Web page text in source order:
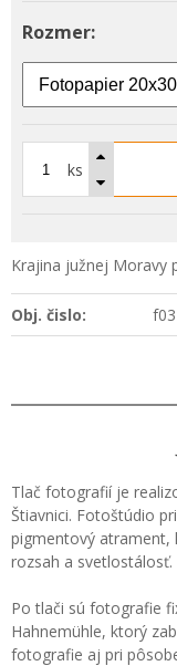
Rozmer:
ks
Krajina južnej Moravy
Obj. čislo:
Tlač fotografií je
Štiavnici. Fotoštúdio
pigmentový atrament,
rozsah a svetlostálosť.
Po tlači sú fotografie
Hahnemühle, ktorý
fotografie aj pri